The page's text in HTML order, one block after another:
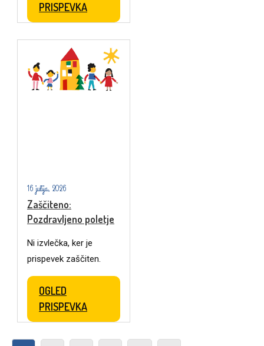
PRISPEVKA
16 julija, 2026
Zaščiteno:
Pozdravljeno poletje
Ni izvlečka, ker je
prispevek zaščiten.
OGLED
PRISPEVKA